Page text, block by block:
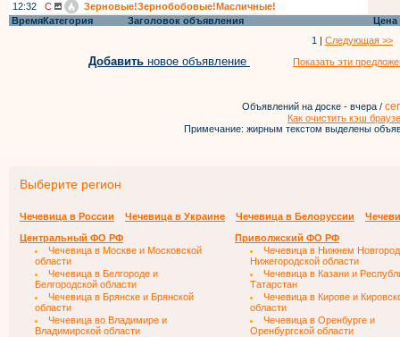
12:32
С
Зерновые!Зернобобовые!Масличные!
ВремяКатегория Заголовок объявления
Цена
1 | Следующая >>
Добавить новое объявление Показать эти
Объявлений на доске - вчера /
Как очистить кэш
Примечание: жирным текстом выделены
Выберите регион
Чечевица в России Чечевица в Украине Чечевица в Белоруссии
Центральный ФО РФ
Чечевица в Москве и Московской
области
Чечевица в Белгороде и
Белгородской области
Чечевица в Брянске и Брянской
области
Чечевица во Владимире и
Владимирской области
Приволжский ФО РФ
Чечевица в Нижнем
Нижегородской области
Чечевица в Казани и
Татарстан
Чечевица в Кирове и
области
Чечевица в Оренбурге и
Оренбургской области